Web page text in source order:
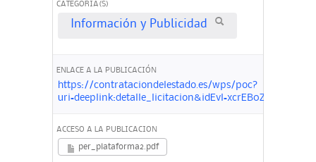
CATEGORIA(S)
Información y Publicidad
ENLACE A LA PUBLICACIÓN
https://contrataciondelestado.es/wps/poc?
ACCESO A LA PUBLICACION
per_plataforma2.pdf